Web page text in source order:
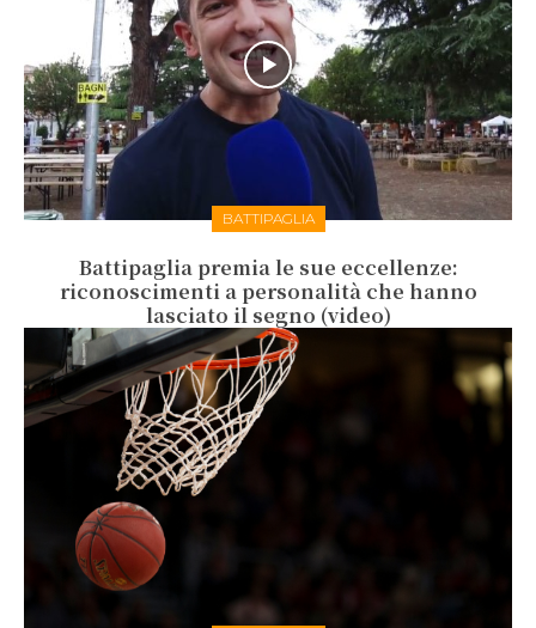
BATTIPAGLIA
Battipaglia premia le sue eccellenze:
riconoscimenti a personalità che hanno
lasciato il segno (video)